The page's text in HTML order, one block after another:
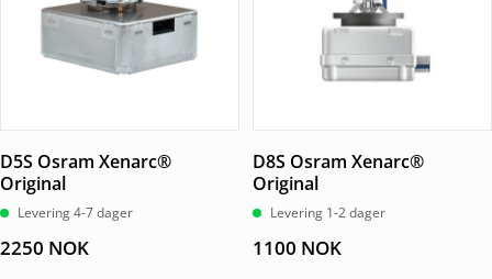
D5S Osram Xenarc®
Original
Levering 4-7 dager
2250 NOK
D8S Osram Xenarc®
Original
Levering 1-2 dager
1100 NOK